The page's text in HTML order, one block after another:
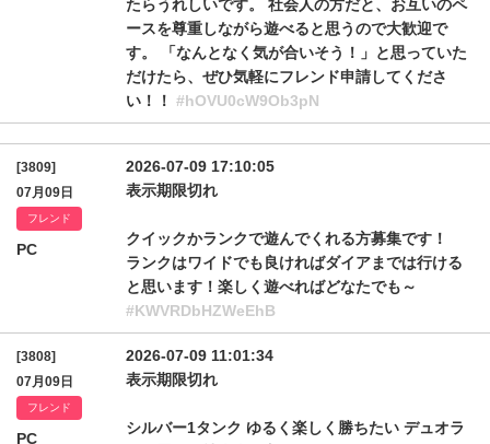
たらうれしいです。 社会人の方だと、お互いのペ
ースを尊重しながら遊べると思うので大歓迎で
す。 「なんとなく気が合いそう！」と思っていた
だけたら、ぜひ気軽にフレンド申請してくださ
い！！ #hOVU0cW9Ob3pN
[3809]
07月09日
フレンド
PC
2026-07-09 17:10:05
表示期限切れ
クイックかランクで遊んでくれる方募集です！
ランクはワイドでも良ければダイアまでは行ける
と思います！楽しく遊べればどなたでも～
#KWVRDbHZWeEhB
[3808]
07月09日
フレンド
PC
2026-07-09 11:01:34
表示期限切れ
シルバー1タンク ゆるく楽しく勝ちたい デュオラ